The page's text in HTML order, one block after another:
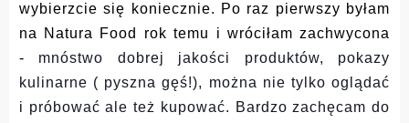
wybierzcie się koniecznie. Po raz pierwszy byłam
na Natura Food rok temu i wróciłam zachwycona
- mnóstwo dobrej jakości produktów, pokazy
kulinarne ( pyszna gęś!), można nie tylko oglądać
i próbować ale też kupować. Bardzo zachęcam do